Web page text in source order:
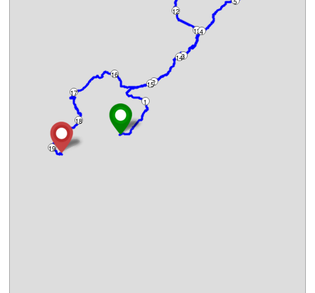
16
4
12
2
14
18
1
3
13
15
17
19